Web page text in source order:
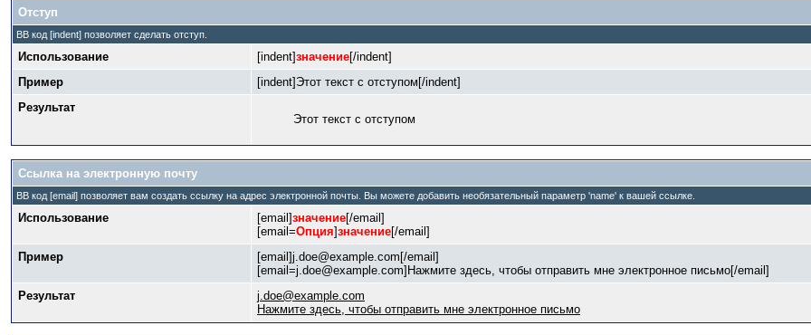
Отступ
BB код [indent] позволяет сделать отступ.
Использование [indent]значение[/indent]
Пример
[indent]Этот текст с отступом[/indent]
Результат
Этот текст с отступом
Ссылка на электронную почту
BB код [email] позволяет вам создать ссылку на адрес электронной почты. Вы можете добавить необязательный параметр 'name' к вашей ссылке.
Использование [email]значение[/email]
[email=Опция]значение[/email]
Пример
[email]j.doe@example.com[/email]
[email=j.doe@example.com]Нажмите здесь, чтобы отправить мне электронное письмо[/email]
Результат
j.doe@example.com
Нажмите здесь, чтобы отправить мне электронное письмо